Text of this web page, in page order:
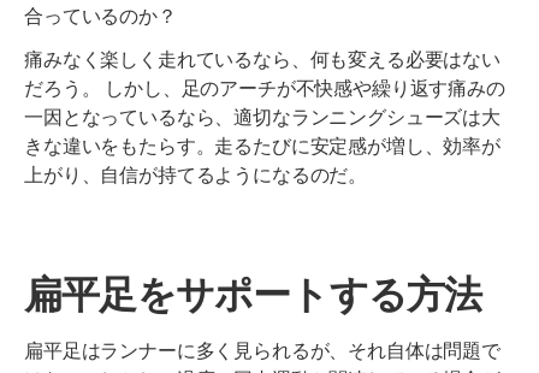
合っているのか？
痛みなく楽しく走れているなら、何も変える必要はない
だろう。 しかし、足のアーチが不快感や繰り返す痛みの
一因となっているなら、適切なランニングシューズは大
きな違いをもたらす。走るたびに安定感が増し、効率が
上がり、自信が持てるようになるのだ。
扁平足をサポートする方法
扁平足はランナーに多く見られるが、それ自体は問題で